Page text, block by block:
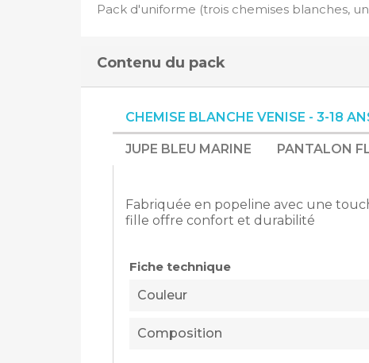
Pack d'uniforme (trois chemises blanches,
Contenu du pack
CHEMISE BLANCHE VENISE - 3-18
JUPE BLEU MARINE PANTALON
Fabriquée en popeline avec une
fille offre confort et durabilité
Fiche technique
Couleur
Composition